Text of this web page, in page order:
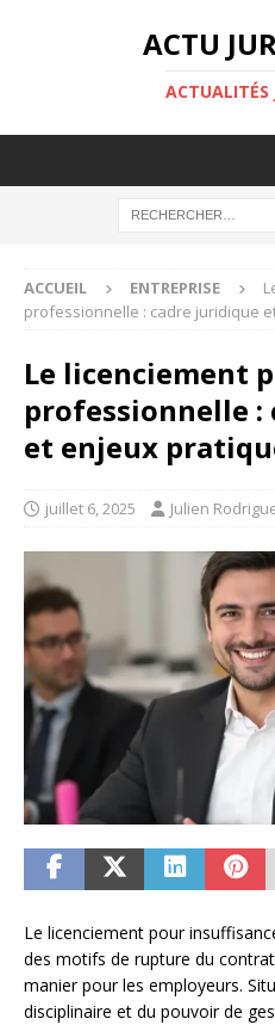
ACTU
ACTUALITÉS
ACCUEIL ENTREPRISE
professionnelle : cadre juridique
Le licenciement
professionnelle
et enjeux
juillet 6, 2025 Julien
Le licenciement pour
des motifs de rupture du
manier pour les employeurs.
disciplinaire et du pouvoir de